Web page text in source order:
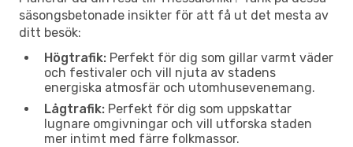
säsongsbetonade insikter för att få ut det mesta av
ditt besök:
Högtrafik: Perfekt för dig som gillar varmt väder
och festivaler och vill njuta av stadens
energiska atmosfär och utomhusevenemang.
Lågtrafik: Perfekt för dig som uppskattar
lugnare omgivningar och vill utforska staden
mer intimt med färre folkmassor.